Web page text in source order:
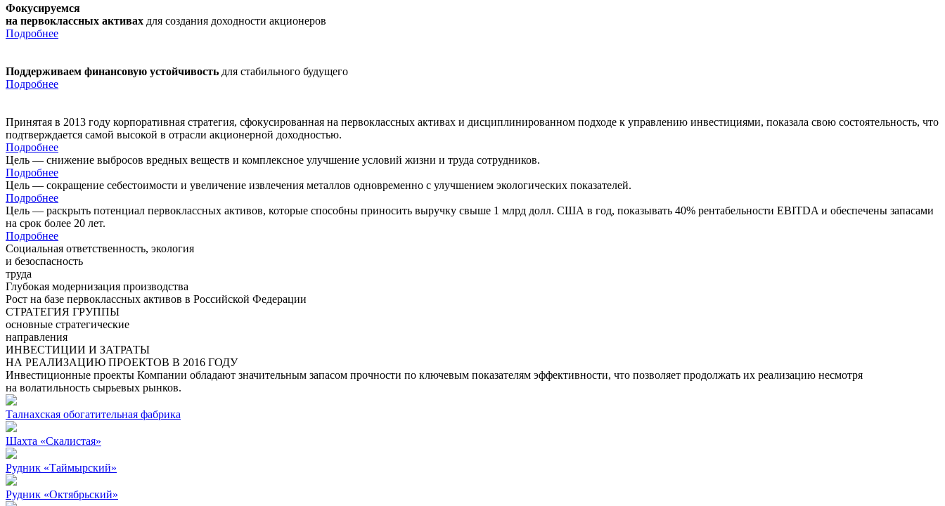
Фокусируемся
на первоклассных активах для создания доходности акционеров
Подробнее
Поддерживаем финансовую устойчивость для стабильного будущего
Подробнее
Принятая в 2013 году корпоративная стратегия, сфокусированная на первоклассных активах и дисциплинированном подходе к управлению инвестициями, показала свою состоятельность, что
подтверждается самой высокой в отрасли акционерной доходностью.
Подробнее
Цель — снижение выбросов вредных веществ и комплексное улучшение условий жизни и труда сотрудников.
Подробнее
Цель — сокращение себестоимости и увеличение извлечения металлов одновременно с улучшением экологических показателей.
Подробнее
Цель — раскрыть потенциал первоклассных активов, которые способны приносить выручку свыше 1 млрд долл. США в год, показывать 40% рентабельности EBITDA и обеспечены запасами
на срок более 20 лет.
Подробнее
Социальная ответственность, экология
и безоспасность
труда
Глубокая модернизация производства
Рост на базе первоклассных активов в Российской Федерации
СТРАТЕГИЯ ГРУППЫ
основные стратегические
направления
ИНВЕСТИЦИИ И ЗАТРАТЫ
НА РЕАЛИЗАЦИЮ ПРОЕКТОВ В 2016 ГОДУ
Инвестиционные проекты Компании обладают значительным запасом прочности по ключевым показателям эффективности, что позволяет продолжать их реализацию несмотря
на волатильность сырьевых рынков.
Талнахская обогатительная фабрика
Шахта «Скалистая»
Рудник «Таймырский»
Рудник «Октябрьский»